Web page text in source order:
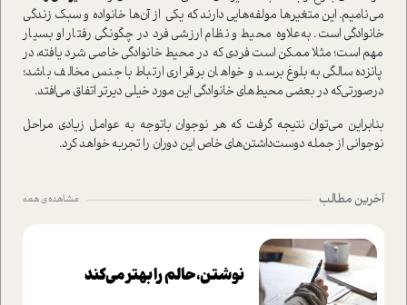
می‌نامیم. اين متغير‌ها مولفه‌هايي دارند كه يكي از آن‌ها خانواده و سبك زندگي
خانوادگی است. به‌علاوه محیط و نظام ارزشی فرد در چگونگي رفتار او بسيار
مهم است؛ مثلا ممکن است فردي که در محيط خانوادگي خاصي شرد یافته، در
پانزده‌سالگي به بلوغ برسد و خواهان برقراري ارتباط با جنس مخالف باشد؛
درصورتي‌كه د‌ر بعضي محيط‌هاي خانوادگي این مورد ‌خيلي ديرتر اتفاق می‌افتد.
بنابراين می‌توان نتيجه گرفت كه هر نوجوان باتوجه به عوامل زيادي مراحل
نوجواني از جمله دوست‌داشتن‌هاي خاص اين دوران را تجربه خواهد كرد.
آخرین مطالب مشاهده ی همه
نوشتن، حالم را بهتر می‌کند